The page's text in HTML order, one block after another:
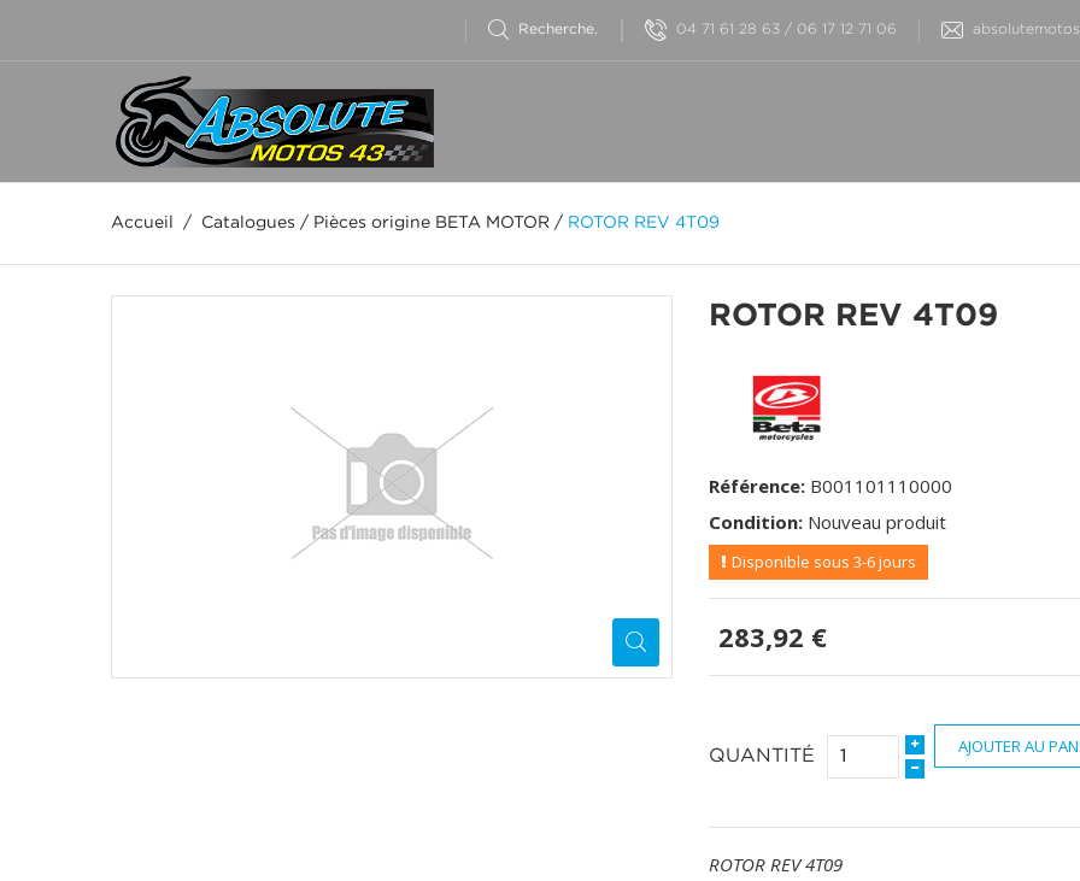
04 71 61 28 63 / 06 17 12 71 06
Accueil / Catalogues / Pièces origine BETA MOTOR / ROTOR REV 4T09
ROTOR REV 4T09
Référence: B001101110000
Condition: Nouveau produit
Disponible sous 3-6 jours
283,92 €
QUANTITÉ
AJOUTER AU
ROTOR REV 4T09